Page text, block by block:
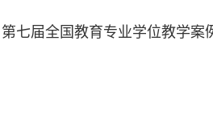
第七届全国教育专业学位教学案